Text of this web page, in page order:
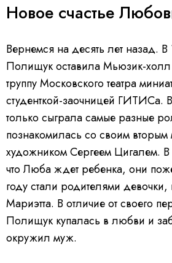
Новое счастье
Вернемся на десять лет назад.
Полищук оставила Мьюзик-холл
труппу Московского театра
студенткой-заочницей ГИТИСа.
только сыграла самые разные
познакомилась со своим
художником Сергеем Цигалем. В
что Люба ждет ребенка, они
году стали родителями
Мариэтта. В отличие от своего
Полищук купалась в любви и
окружил муж.